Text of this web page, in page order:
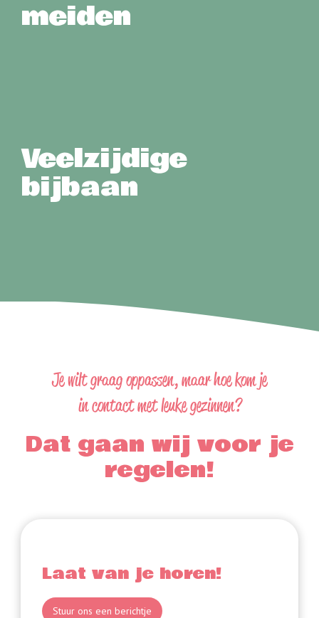
meiden
Veelzijdige
bijbaan
Je wilt graag oppassen, maar hoe kom je
in contact met leuke gezinnen?
Dat gaan wij voor je
regelen!
Laat van je horen!
Stuur ons een berichtje